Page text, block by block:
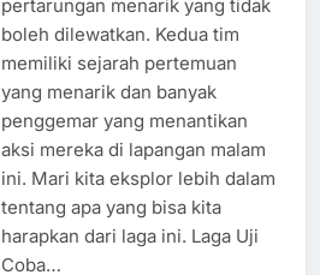
pertarungan menarik yang tidak
boleh dilewatkan. Kedua tim
memiliki sejarah pertemuan
yang menarik dan banyak
penggemar yang menantikan
aksi mereka di lapangan malam
ini. Mari kita eksplor lebih dalam
tentang apa yang bisa kita
harapkan dari laga ini. Laga Uji
Coba…